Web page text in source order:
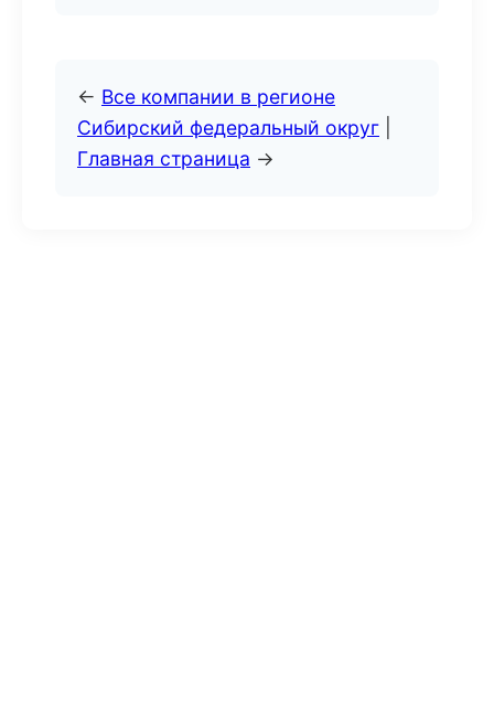
← Все компании в регионе
Сибирский федеральный округ
Главная страница →